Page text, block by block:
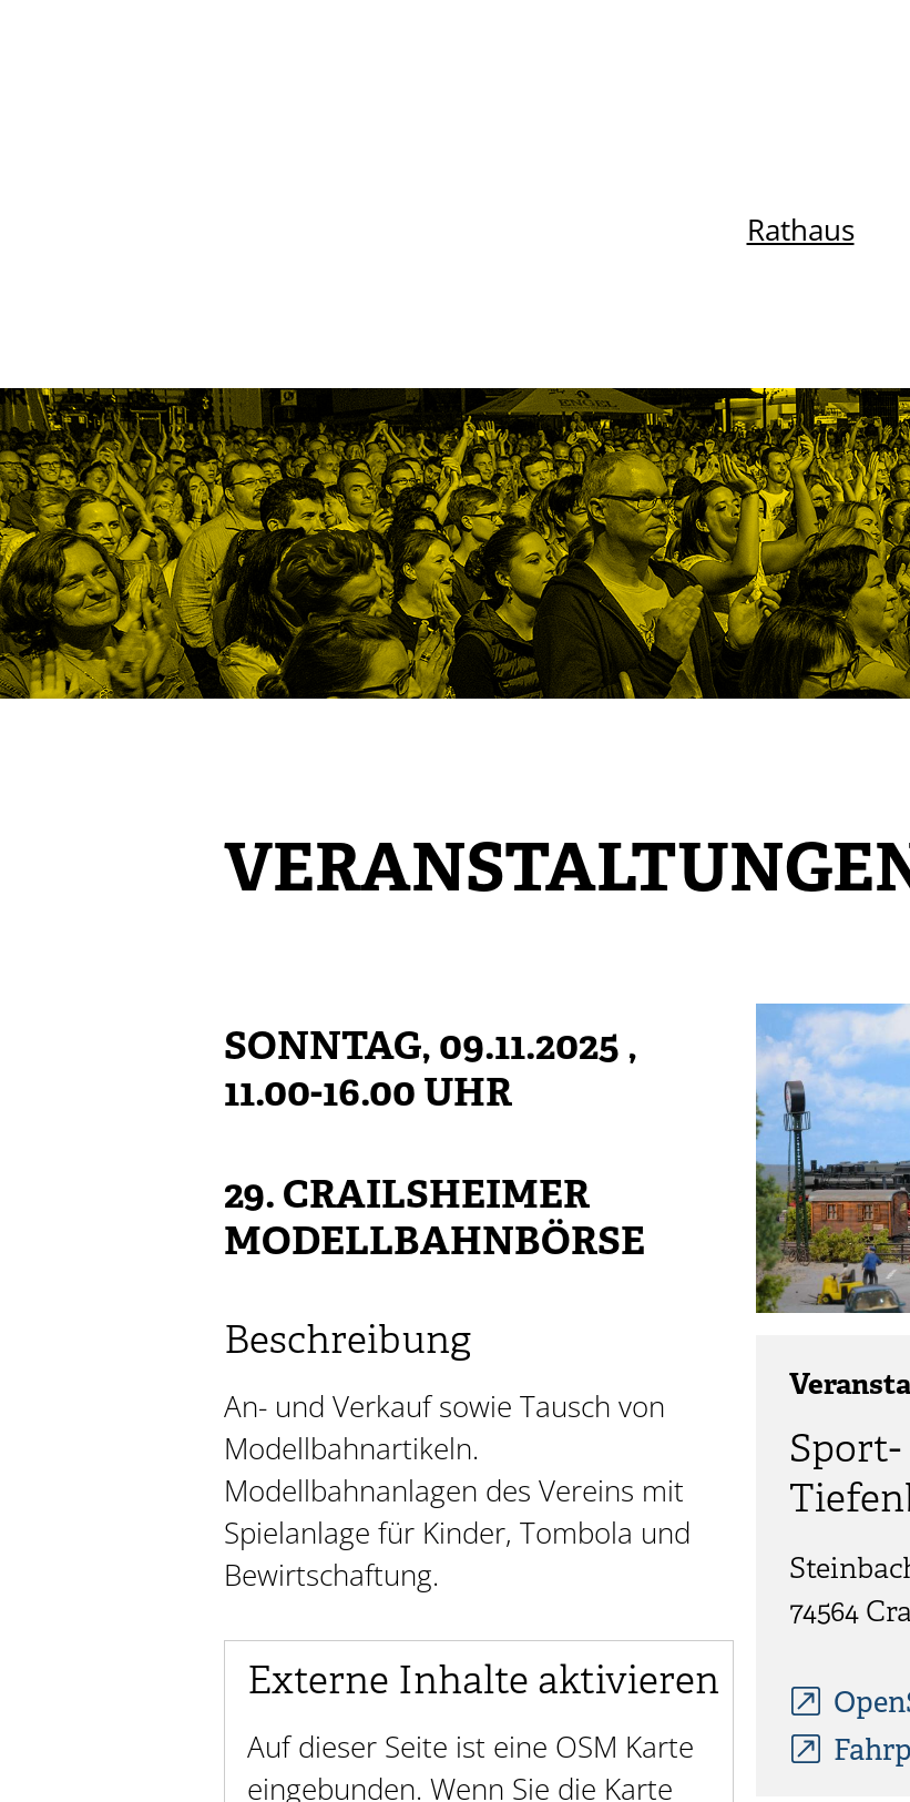
Rathaus
SONNTAG, 09.11.2025 ,
11.00-16.00 UHR
29. CRAILSHEIMER
MODELLBAHNBÖRSE
Beschreibung
An- und Verkauf sowie Tausch von
Modellbahnartikeln.
Modellbahnanlagen des Vereins mit
Spielanlage für Kinder, Tombola und
Bewirtschaftung.
Externe Inhalte aktivieren
Auf dieser Seite ist eine OSM Karte
eingebunden. Wenn Sie die Karte
74564